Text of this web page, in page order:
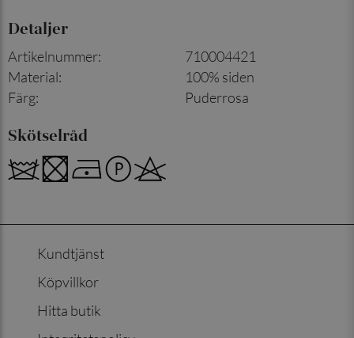
Detaljer
Artikelnummer:
710004421
Material:
100% siden
Färg: Puderrosa
Skötselråd
Kundtjänst
Köpvillkor
Hitta butik